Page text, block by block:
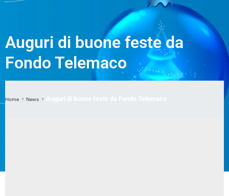
Auguri di buone feste da
Fondo Telemaco
Home News